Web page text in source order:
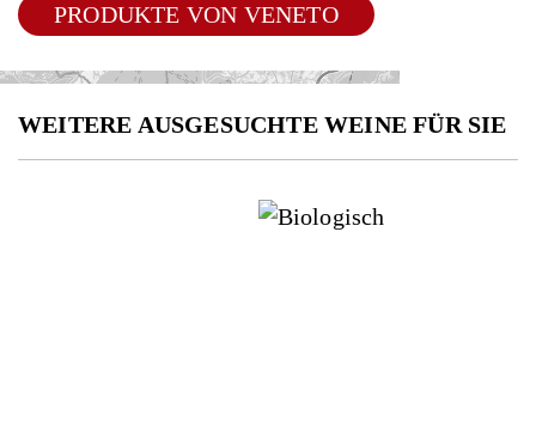
PRODUKTE VON VENETO
WEITERE AUSGESUCHTE WEINE FÜR SIE